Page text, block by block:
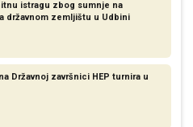
istragu zbog sumnje na
državnom zemljištu u Udbini
Državnoj završnici HEP turnira u